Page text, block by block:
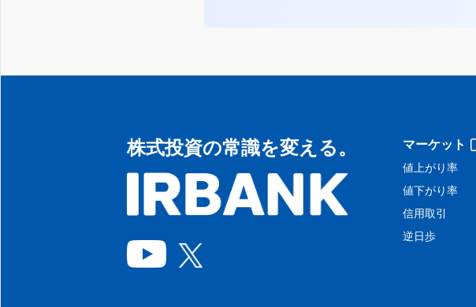
株式投資の常識を変える。 マーケット
値上がり率
値下がり率
信用取引
逆日歩